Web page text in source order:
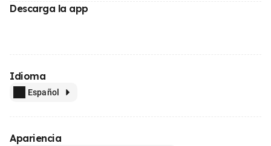
Descarga la app
Idioma
Español
Apariencia